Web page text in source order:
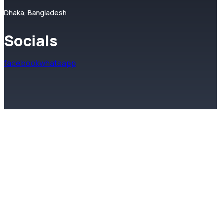
Dhaka, Bangladesh
Socials
facebookwhatsapp